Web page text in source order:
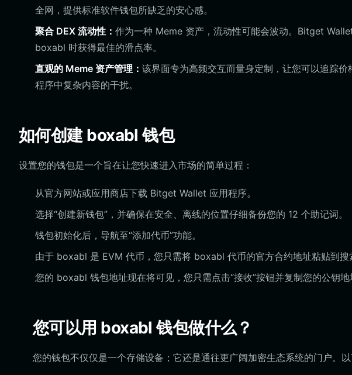
全网，提供标准软件钱包所缺乏的安心感。
聚合 DEX 流动性： 作为一种 Meme 资产，流动性可能会波动。Bitget
boxabl 时获得最佳的滑点率。
直观的 Meme 资产管理： 该界面专为高频交互而量身定制，让您可以追踪
程序中复杂内容的干扰。
如何创建 boxabl 钱包
设置您的钱包是一个旨在让您快速进入市场的简单过程：
从官方网站或应用商店下载 Bitget Wallet 应用程序。
选择“创建新钱包”，并确保在安全、离线的位置仔细备份您的 12 个助记词。
钱包初始化后，导航至“添加代币”功能。
由于 boxabl 是 EVM 代币，您只需将 boxabl 代币的官方合约地址粘贴到搜
您的 boxabl 钱包地址现在将可见，您只需点击“接收”按钮并复制您的公钥地
您可以用 boxabl 钱包做什么？
您的钱包不仅仅是一个存储设备；它还是通往更广阔加密生态系统的门户。